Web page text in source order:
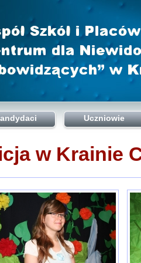
Uczniowie
w Krainie